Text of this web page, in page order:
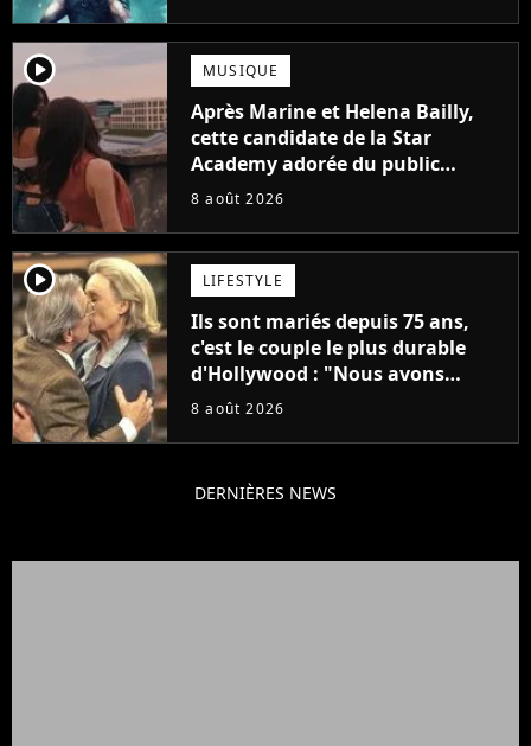
player2 MUSIQUE
Après Marine et Helena Bailly,
cette candidate de la Star
Academy adorée du public
annonce son premier album,
8 août 2026
player2 LIFESTYLE
Ils sont mariés depuis 75 ans,
c'est le couple le plus durable
d'Hollywood : "Nous avons
avancé jour après jour, et les
décennies"
8 août 2026
DERNIÈRES NEWS